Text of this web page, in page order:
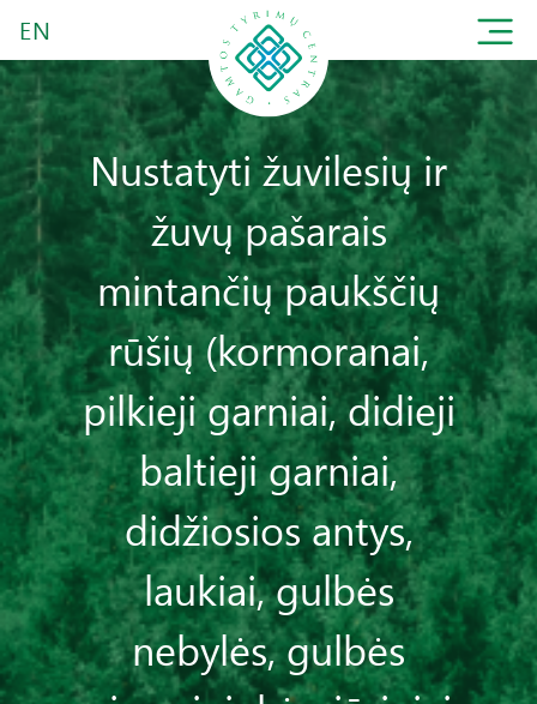
EN
Nustatyti žuvilesių ir
žuvų pašarais
mintančių paukščių
rūšių (kormoranai,
pilkieji garniai, didieji
baltieji garniai,
didžiosios antys,
laukiai, gulbės
nebylės, gulbės